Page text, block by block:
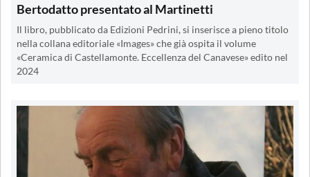
Bertodatto presentato al Martinetti
Il libro, pubblicato da Edizioni Pedrini, si inserisce a pieno titolo
nella collana editoriale «Images» che già ospita il volume
«Ceramica di Castellamonte. Eccellenza del Canavese» edito nel
2024